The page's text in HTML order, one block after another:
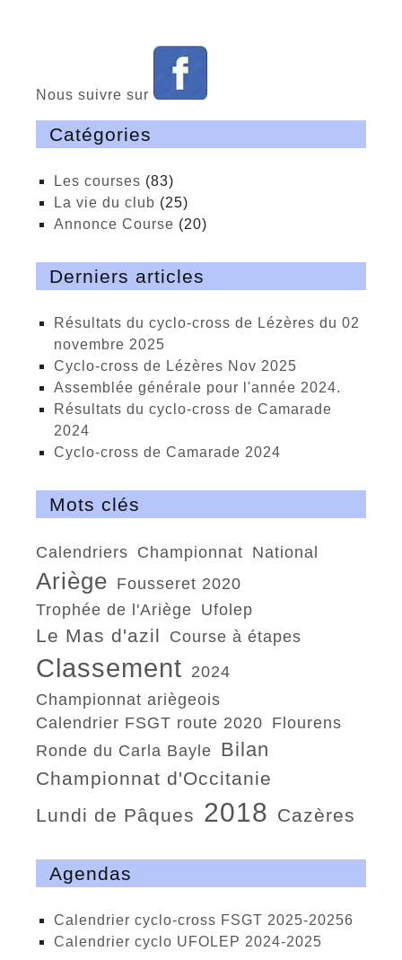
Nous suivre sur
Catégories
Les courses (83)
La vie du club (25)
Annonce Course (20)
Derniers articles
Résultats du cyclo-cross de Lézères du 02
novembre 2025
cyclo-cross de Lézères Nov 2025
Assemblée générale pour l'année 2024.
Résultats du cyclo-cross de Camarade
2024
Cyclo-cross de Camarade 2024
Mots clés
calendriers Championnat national
Ariège
Fousseret 2020
trophée de l'Ariège
Ufolep
Le Mas d'azil course à étapes
classement
2024
championnat ariègeois
calendrier FSGT route 2020
Flourens
ronde du Carla Bayle
bilan
championnat d'Occitanie
Lundi de Pâques
2018 Cazères
Agendas
calendrier cyclo-cross FSGT 2025-20256
calendrier cyclo UFOLEP 2024-2025